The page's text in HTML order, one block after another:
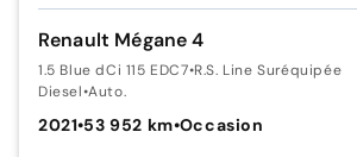
Renault Mégane 4
1.5 Blue dCi 115 EDC7•R.S. Line Suréquipée
Diesel•Auto.
2021•53 952 km•Occasion